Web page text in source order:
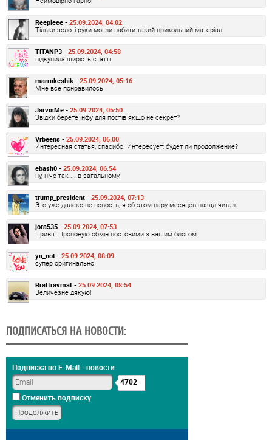
Reepleee - 25.09.2024, 04:02
Тільки золоті руки могли набити такий прикольний матеріал
TITANP3 - 25.09.2024, 04:58
підкупила щирість статті
marrakeshik - 25.09.2024, 05:16
Мне все понравилось
JarvisMe - 25.09.2024, 05:50
Звідки берете інфу для постів якщо не секрет?
Vrbeens - 25.09.2024, 06:00
Интересная статья, спасибо. Интересует: будет ли продолжение?
ebash0 - 25.09.2024, 06:54
ну, нічо так ... в загальному.
trump_president - 25.09.2024, 07:13
Это уже далеко не новость, я об этом пару месяцев назад читал.
jora535 - 25.09.2024, 07:53
Привіт! Пропоную обмін постовими з вашим блогом.
ya_not - 25.09.2024, 08:09
супер оригинально
Brattravmat - 25.09.2024, 08:54
Величезне дякую!
ПОДПИСАТЬСЯ НА НОВОСТИ:
Подписка по E-Mail - новости
4702
Отменить подписку